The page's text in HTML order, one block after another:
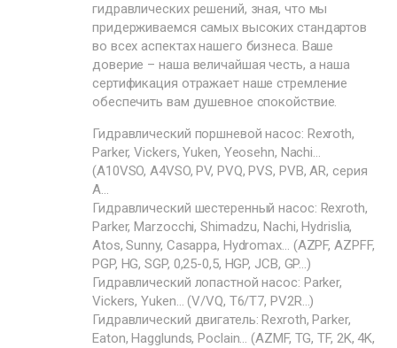
гидравлических решений, зная, что мы
придерживаемся самых высоких стандартов
во всех аспектах нашего бизнеса. Ваше
доверие – наша величайшая честь, а наша
сертификация отражает наше стремление
обеспечить вам душевное спокойствие.
Гидравлический поршневой насос: Rexroth,
Parker, Vickers, Yuken, Yeosehn, Nachi…
(A10VSO, A4VSO, PV, PVQ, PVS, PVB, AR, серия
A…
Гидравлический шестеренный насос: Rexroth,
Parker, Marzocchi, Shimadzu, Nachi, Hydrislia,
Atos, Sunny, Casappa, Hydromax… (AZPF, AZPFF,
PGP, HG, SGP, 0,25-0,5, HGP, JCB, GP…)
Гидравлический лопастной насос: Parker,
Vickers, Yuken… (V/VQ, T6/T7, PV2R…)
Гидравлический двигатель: Rexroth, Parker,
Eaton, Hagglunds, Poclain… (AZMF, TG, TF, 2K, 4K,